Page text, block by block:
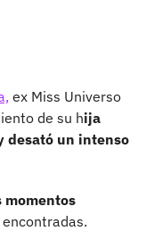
ex Miss Universo
de su hija
desató un intenso
momentos